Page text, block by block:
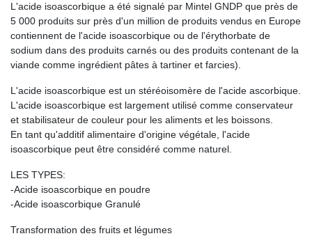
L'acide isoascorbique a été signalé par Mintel GNDP que près de
5 000 produits sur près d'un million de produits vendus en Europe
contiennent de l'acide isoascorbique ou de l'érythorbate de
sodium dans des produits carnés ou des produits contenant de la
viande comme ingrédient pâtes à tartiner et farcies).
L'acide isoascorbique est un stéréoisomère de l'acide ascorbique.
L'acide isoascorbique est largement utilisé comme conservateur
et stabilisateur de couleur pour les aliments et les boissons.
En tant qu'additif alimentaire d'origine végétale, l'acide
isoascorbique peut être considéré comme naturel.
LES TYPES:
-Acide isoascorbique en poudre
-Acide isoascorbique Granulé
Transformation des fruits et légumes